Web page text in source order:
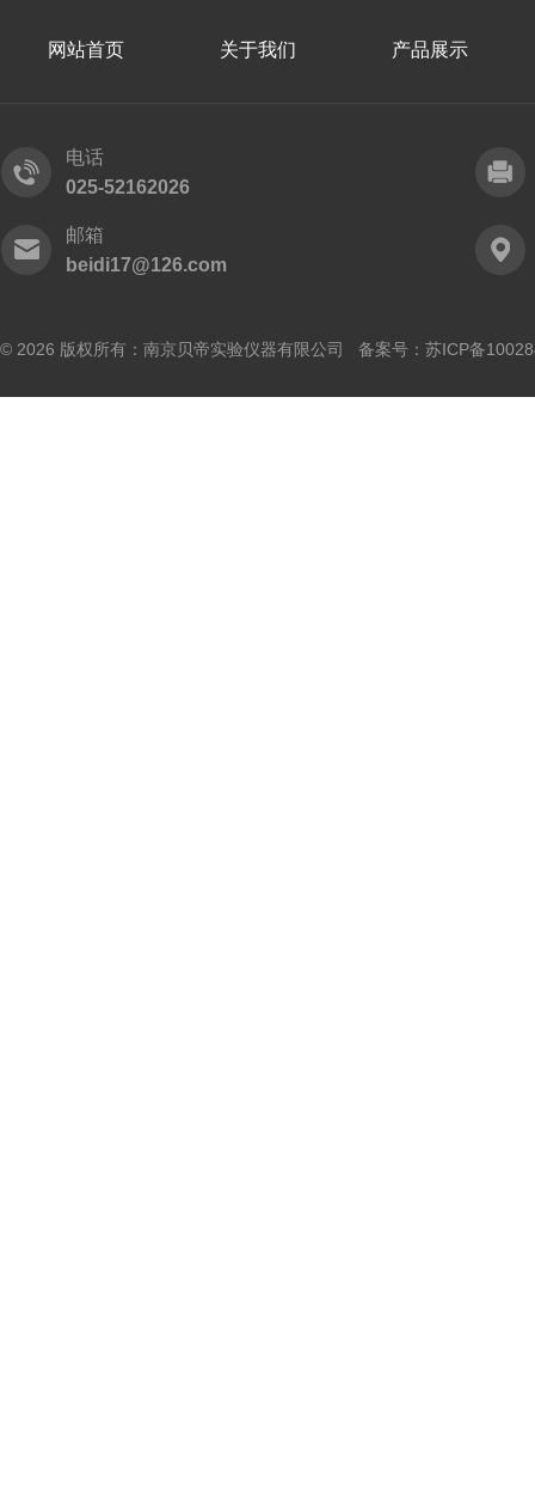
网站首页 关于我们 产品展示
电话
025-52162026
邮箱
beidi17@126.com
© 2026 版权所有：南京贝帝实验仪器有限公司 备案号： 苏ICP备